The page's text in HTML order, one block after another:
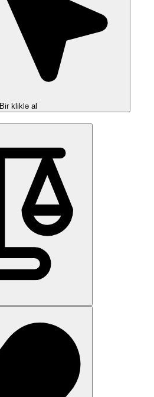
Bir kliklə al